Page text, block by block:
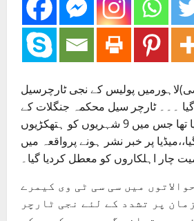
پولیس کے نجی ٹارچرسیل
۔۔۔ ٹارچر سیل محکمہ جنگلات کے
دفتر میں قائم کیا گیا تھا جس میں 9 شہریوں کو ہتھکڑیوں
پر خبر نشر ہونے پرواقعہ میں
چار اہلکاروں کو معطل کردیا گیا۔
میں سی سی ٹی وی کیمرے
پر تشدد کے لئے نجی ٹارچر